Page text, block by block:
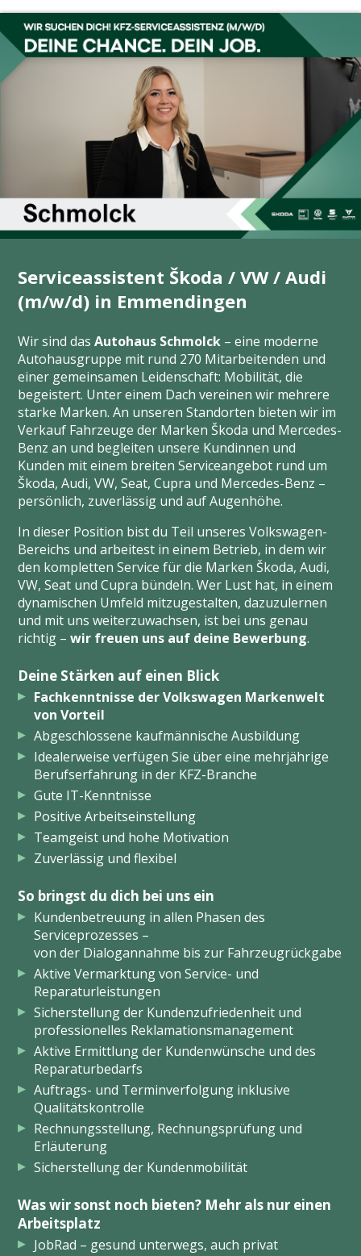
Serviceassistent Škoda / VW / Audi
(m/w/d) in Emmendingen
Wir sind dasAutohaus Schmolck – eine moderne
Autohausgruppe mit rund 270 Mitarbeitenden und
einer gemeinsamen Leidenschaft: Mobilität, die
begeistert. Unter einem Dach vereinen wir mehrere
starke Marken. An unseren Standorten bieten wir im
Verkauf Fahrzeuge der Marken Škoda und Mercedes-
Benz an und begleiten unsere Kundinnen und
Kunden mit einem breiten Serviceangebot rund um
Škoda, Audi, VW, Seat, Cupra und Mercedes-Benz –
persönlich, zuverlässig und auf Augenhöhe.
In dieser Position bist du Teil unseres Volkswagen-
Bereichs und arbeitest in einem Betrieb, in dem wir
den kompletten Service für die Marken Škoda, Audi,
VW, Seat und Cupra bündeln. Wer Lust hat, in einem
dynamischen Umfeld mitzugestalten, dazuzulernen
und mit uns weiterzuwachsen, ist bei uns genau
richtig –wir freuen uns auf deine Bewerbung.
Deine Stärken auf einen Blick
Fachkenntnisse der Volkswagen Markenwelt
von Vorteil
Abgeschlossene kaufmännische Ausbildung
Idealerweise verfügen Sie über eine mehrjährige
Berufserfahrung in der KFZ-Branche
Gute IT-Kenntnisse
Positive Arbeitseinstellung
Teamgeist und hohe Motivation
Zuverlässig und flexibel
So bringst du dich bei uns ein
Kundenbetreuung in allen Phasen des
Serviceprozesses –
von der Dialogannahme bis zur Fahrzeugrückgabe
Aktive Vermarktung von Service- und
Reparaturleistungen
Sicherstellung der Kundenzufriedenheit und
professionelles Reklamationsmanagement
Aktive Ermittlung der Kundenwünsche und des
Reparaturbedarfs
Auftrags- und Terminverfolgung inklusive
Qualitätskontrolle
Rechnungsstellung, Rechnungsprüfung und
Erläuterung
Sicherstellung der Kundenmobilität
Was wir sonst noch bieten? Mehr als nur einen
Arbeitsplatz
JobRad – gesund unterwegs, auch privat